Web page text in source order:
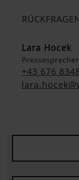
Lara Hocek
+43 676